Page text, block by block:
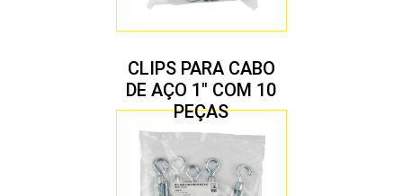
CLIPS PARA CABO
DE AÇO 1″ COM 10
PEÇAS